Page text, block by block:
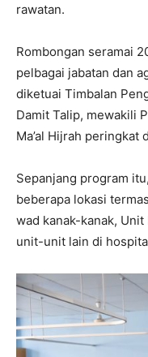
rawatan.
Rombongan seramai
pelbagai jabatan dan
diketuai Timbalan
Damit Talip, mewakili
Ma’al Hijrah peringkat
Sepanjang program
beberapa lokasi
wad kanak-kanak,
unit-unit lain di